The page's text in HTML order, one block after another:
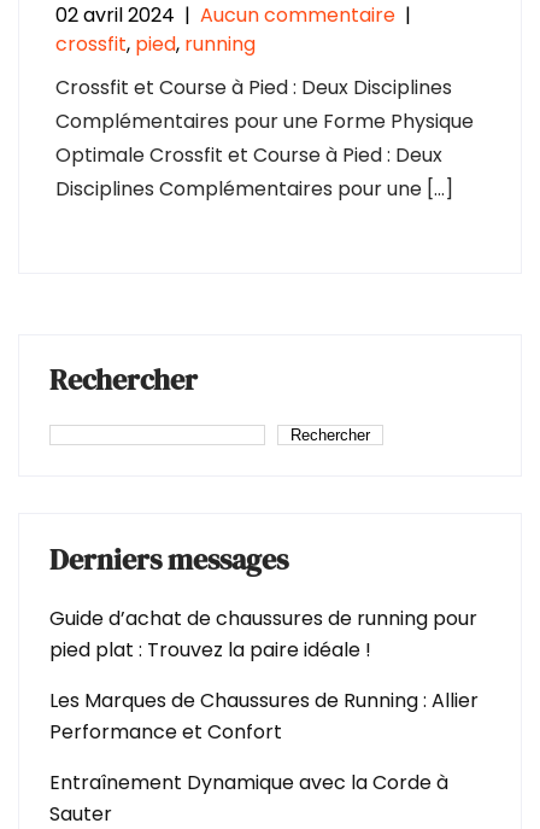
02 avril 2024 | Aucun commentaire |
crossfit, pied, running
Crossfit et Course à Pied : Deux Disciplines
Complémentaires pour une Forme Physique
Optimale Crossfit et Course à Pied : Deux
Disciplines Complémentaires pour une […]
Rechercher
Rechercher
Derniers messages
Guide d’achat de chaussures de running pour
pied plat : Trouvez la paire idéale !
Les Marques de Chaussures de Running : Allier
Performance et Confort
Entraînement Dynamique avec la Corde à
Sauter